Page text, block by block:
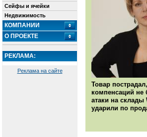
Сейфы и ячейки
Недвижимость
КОМПАНИИ
О ПРОЕКТЕ
РЕКЛАМА:
Реклама на сайте
Товар
компенсаций не
атаки на склады
ударили по